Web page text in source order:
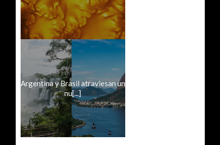
Argentina y Brasil atraviesan un
nu[...]